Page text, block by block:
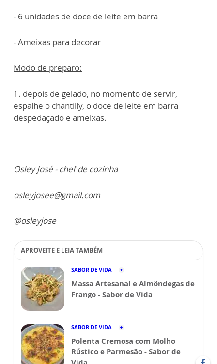
- 6 unidades de doce de leite em barra
- Ameixas para decorar
Modo de preparo:
1. depois de gelado, no momento de servir,
espalhe o chantilly, o doce de leite em barra
despedaçado e ameixas.
Osley José - chef de cozinha
osleyjosee@gmail.com
@osleyjose
APROVEITE E LEIA TAMBÉM
SABOR DE VIDA
Massa Artesanal e Almôndegas de
Frango - Sabor de Vida
SABOR DE VIDA
Polenta Cremosa com Molho
Rústico e Parmesão - Sabor de
Vida